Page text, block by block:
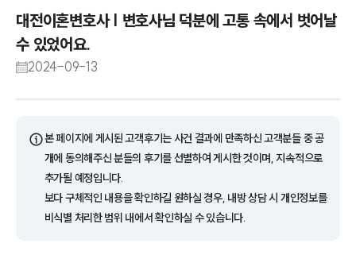
대전이혼변호사 | 변호사님 덕분에 고통 속에서 벗어날
수 있었어요.
2024-09-13
ⓘ본 페이지에 게시된 고객후기는 사건 결과에 만족하신 고객분들 중 공
개에 동의해주신 분들의 후기를 선별하여 게시한 것이며, 지속적으로
추가될 예정입니다.
보다 구체적인 내용을 확인하길 원하실 경우, 내방 상담 시 개인정보를
비식별 처리한 범위 내에서 확인하실 수 있습니다.